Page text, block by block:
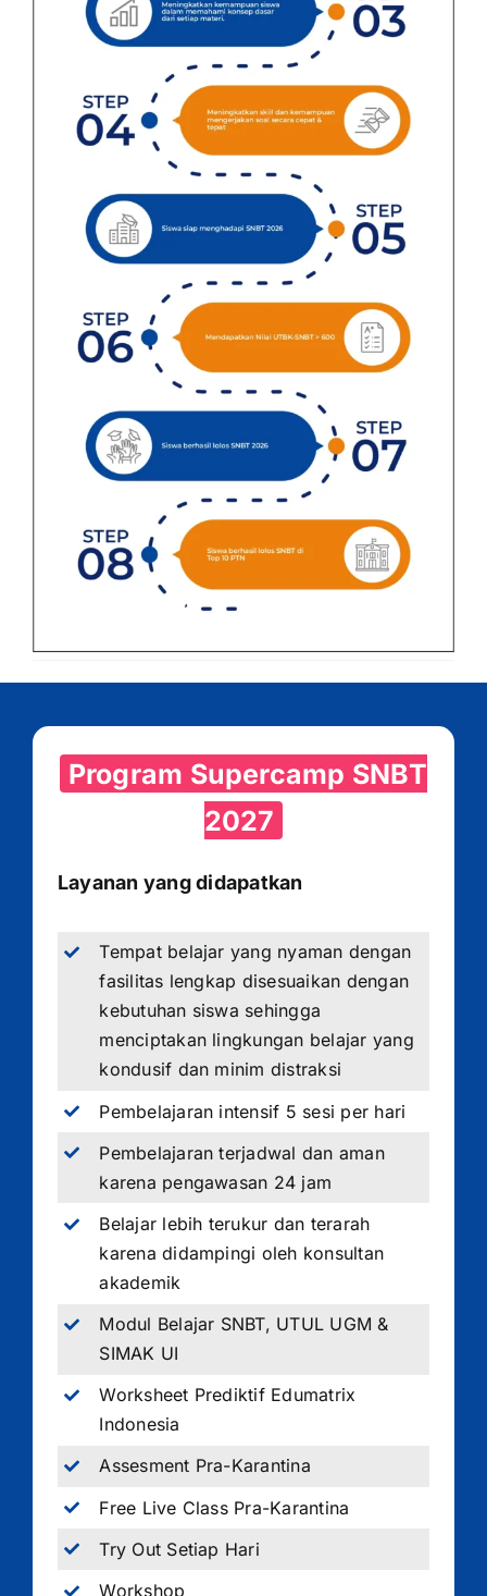
Program Supercamp SNBT
2027
Layanan yang didapatkan
Tempat belajar yang nyaman dengan
fasilitas lengkap disesuaikan dengan
kebutuhan siswa sehingga
menciptakan lingkungan belajar yang
kondusif dan minim distraksi
Pembelajaran intensif 5 sesi per hari
Pembelajaran terjadwal dan aman
karena pengawasan 24 jam
Belajar lebih terukur dan terarah
karena didampingi oleh konsultan
akademik
Modul Belajar SNBT, UTUL UGM &
SIMAK UI
Worksheet Prediktif Edumatrix
Indonesia
Assesment Pra-Karantina
Free Live Class Pra-Karantina
Try Out Setiap Hari
Workshop